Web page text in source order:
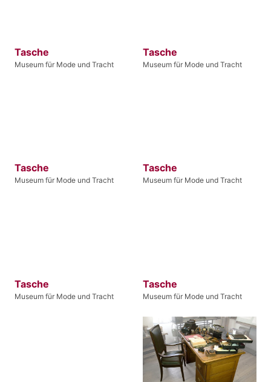
Tasche
Museum für Mode und Tracht
Tasche
Museum für Mode und Tracht
Tasche
Museum für Mode und Tracht
Tasche
Museum für Mode und Tracht
Tasche
Museum für Mode und Tracht
Tasche
Museum für Mode und Tracht